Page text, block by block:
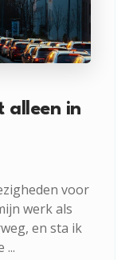
alleen in
voor
werk als
en sta ik
...